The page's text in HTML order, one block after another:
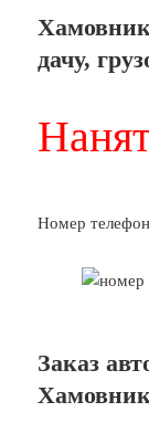
дачу,
Номер
Заказ